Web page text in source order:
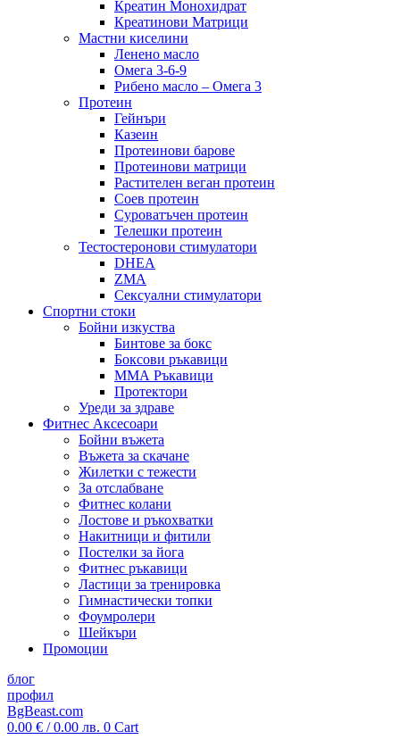
Креатин Монохидрат
Креатинови Матрици
Мастни киселини
Ленено масло
Омега 3-6-9
Рибено масло – Омега 3
Протеин
Гейнъри
Казеин
Протеинови барове
Протеинови матрици
Растителен веган протеин
Соев протеин
Суроватъчен протеин
Телешки протеин
Тестостеронови стимулатори
DHEA
ZMA
Сексуални стимулатори
Спортни стоки
Бойни изкуства
Бинтове за бокс
Боксови ръкавици
ММА Ръкавици
Протектори
Уреди за здраве
Фитнес Аксесоари
Бойни въжета
Въжета за скачане
Жилетки с тежести
За отслабване
Фитнес колани
Лостове и ръкохватки
Накитници и фитили
Постелки за йога
Фитнес ръкавици
Ластици за тренировка
Гимнастически топки
Фоумролери
Шейкъри
Промоции
блог
профил
BgBeast.com
0.00 € / 0.00 лв. 0 Cart